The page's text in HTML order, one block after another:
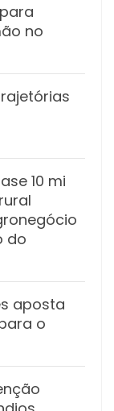
no
10 mi
do
aposta
o